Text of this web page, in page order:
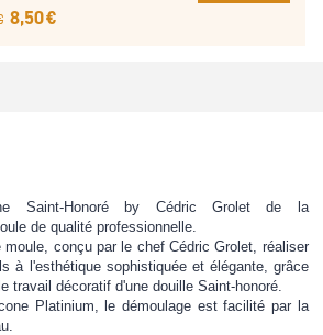
8,50 €
Saint-Honoré by Cédric Grolet de la
de qualité professionnelle.
conçu par le chef Cédric Grolet, réaliser
à l'esthétique sophistiquée et élégante, grâce
travail décoratif d'une douille Saint-honoré.
Platinium, le démoulage est facilité par la